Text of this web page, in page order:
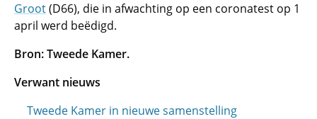
Groot(D66), die in afwachting op een coronatest op 1
april werd beëdigd.
Bron: Tweede Kamer.
Verwant nieuws
Tweede Kamer in nieuwe samenstelling